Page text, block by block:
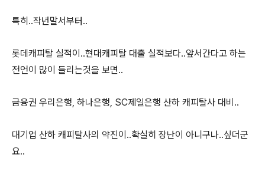
특히..작년말서부터..
롯데캐피탈 실적이..현대캐피탈 대출 실적보다..앞서간다고 하는
전언이 많이 들리는것을 보면..
금융권 우리은행, 하나은행, SC제일은행 산하 캐피탈사 대비..
대기업 산하 캐피탈사의 약진이..확실히 장난이 아니구나..싶더군
요..